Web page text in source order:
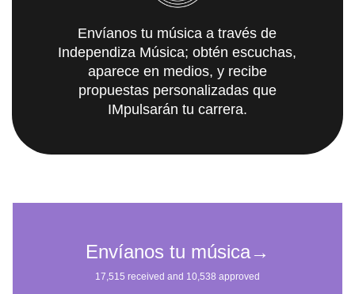
Envíanos tu música a través de
Independiza Música; obtén escuchas,
aparece en medios, y recibe
propuestas personalizadas que
IMpulsarán tu carrera.